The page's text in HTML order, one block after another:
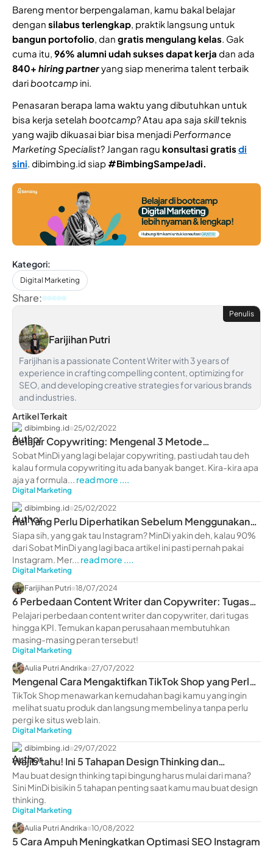
Bareng mentor berpengalaman, kamu bakal belajar
dengan silabus terlengkap, praktik langsung untuk
bangun portofolio, dan gratis mengulang kelas. Gak
cuma itu, 96% alumni udah sukses dapat kerja dan ada
840+ hiring partneryang siap menerima talent terbaik
daribootcamp ini.
Penasaran berapa lama waktu yang dibutuhkan untuk
bisa kerja setelah bootcamp? Atau apa saja skillteknis
yang wajib dikuasai biar bisa menjadi Performance
Marketing Specialist? Jangan ragu konsultasi gratis di
sini. dibimbing.id siap #BimbingSampeJadi.
Kategori:
Digital Marketing
Share:
Penulis
Farijihan Putri
Farijihan is a passionate Content Writer with 3 years of
experience in crafting compelling content, optimizing for
SEO, and developing creative strategies for various brands
and industries.
Artikel Terkait
dibimbing.id 25/02/2022
Belajar Copywriting: Mengenal 3 Metode
Copywriting Terbaik
Sobat MinDi yang lagi belajar copywriting, pasti udah tau deh
kalau formula copywriting itu ada banyak banget. Kira-kira apa
aja ya formula... read more ....
Digital Marketing
dibimbing.id 25/02/2022
Hal Yang Perlu Diperhatikan Sebelum Menggunakan
IG Ads
Siapa sih, yang gak tau Instagram? MinDi yakin deh, kalau 90%
dari Sobat MinDi yang lagi baca artikel ini pasti pernah pakai
Instagram. Mer... read more ....
Digital Marketing
Farijihan Putri 18/07/2024
6 Perbedaan Content Writer dan Copywriter: Tugas
hingga KPI
Pelajari perbedaan content writer dan copywriter, dari tugas
hingga KPI. Temukan kapan perusahaan membutuhkan
masing-masing peran tersebut!
Digital Marketing
Aulia Putri Andrika 27/07/2022
Mengenal Cara Mengaktifkan TikTok Shop yang Perlu
Kamu Ketahui
TikTok Shop menawarkan kemudahan bagi kamu yang ingin
melihat suatu produk dan langsung membelinya tanpa perlu
pergi ke situs web lain.
Digital Marketing
dibimbing.id 29/07/2022
Wajib tahu! Ini 5 Tahapan Design Thinking dan
Penerapannya
Mau buat design thinking tapi bingung harus mulai dari mana?
Sini MinDi bisikin 5 tahapan penting saat kamu mau buat design
thinking.
Digital Marketing
Aulia Putri Andrika 10/08/2022
5 Cara Ampuh Meningkatkan Optimasi SEO Instagram